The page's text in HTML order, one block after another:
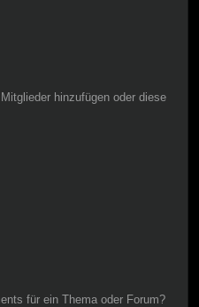
hinzufügen oder diese
für ein Thema oder Forum?